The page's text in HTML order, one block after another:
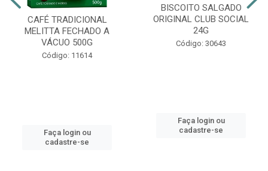
CAFÉ TRADICIONAL
MELITTA FECHADO A
VÁCUO 500G
Código: 11614
Faça login ou
cadastre-se
BISCOITO SALGADO
ORIGINAL CLUB SOCIAL
24G
Código: 30643
Faça login ou
cadastre-se